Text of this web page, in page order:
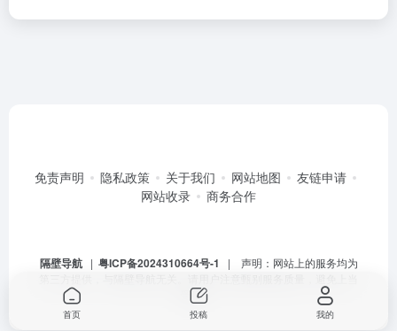
免责声明 隐私政策 关于我们 网站地图
友链申请
网站收录
商务合作
隔壁导航| 粤ICP备2024310664号-1
| 声明：网站上的服务均为
受骗。
首页 投稿 我的